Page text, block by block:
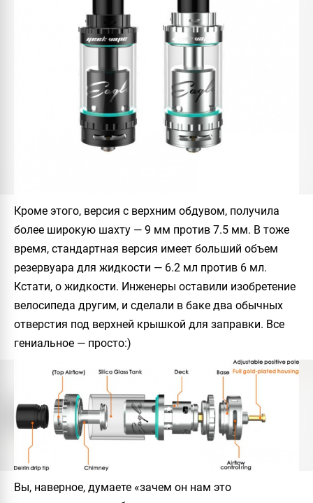
Кроме этого, версия с верхним обдувом, получила
более широкую шахту — 9 мм против 7.5 мм. В тоже
время, стандартная версия имеет больший объем
резервуара для жидкости — 6.2 мл против 6 мл.
Кстати, о жидкости. Инженеры оставили изобретение
велосипеда другим, и сделали в баке два обычных
отверстия под верхней крышкой для заправки. Все
гениальное — просто:)
Вы, наверное, думаете «зачем он нам это